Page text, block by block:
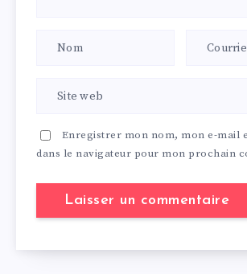
Enregistrer mon nom, mon e-mail
dans le navigateur pour mon prochain